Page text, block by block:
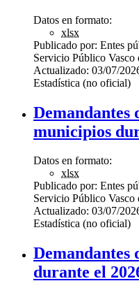
Datos en formato:
xlsx
Publicado por: Entes
Servicio Público Vasco
Actualizado: 03/07/
Estadística (no oficial)
Demandantes
municipios
Datos en formato:
xlsx
Publicado por: Entes
Servicio Público Vasco
Actualizado: 03/07/
Estadística (no oficial)
Demandantes
durante el